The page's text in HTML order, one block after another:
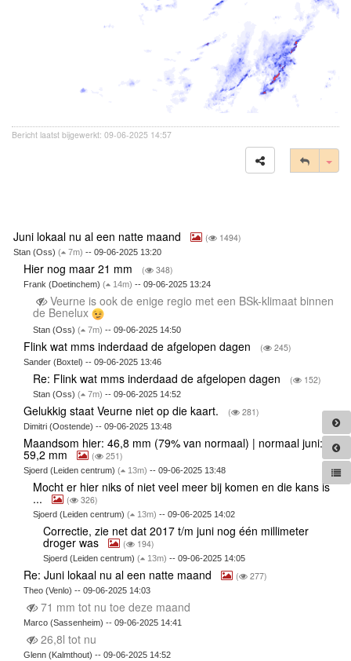
Bericht laatst bijgewerkt: 09-06-2025 14:57
Juni lokaal nu al een natte maand ( 1494)
Stan (Oss) ( 7m) -- 09-06-2025 13:20
Hier nog maar 21 mm ( 348)
Frank (Doetinchem) ( 14m) -- 09-06-2025 13:24
Veurne is ook de enige regio met een BSk-klimaat binnen
de Benelux
Stan (Oss)( 7m) -- 09-06-2025 14:50
Flink wat mms inderdaad de afgelopen dagen ( 245)
Sander (Boxtel) -- 09-06-2025 13:46
Re: Flink wat mms inderdaad de afgelopen dagen ( 152)
Stan (Oss)( 7m) -- 09-06-2025 14:52
Gelukkig staat Veurne niet op die kaart. ( 281)
Dimitri (Oostende) -- 09-06-2025 13:48
Maandsom hier: 46,8 mm (79% van normaal) | normaal juni:
59,2 mm ( 251)
Sjoerd (Leiden centrum) ( 13m) -- 09-06-2025 13:48
Mocht er hier niks of niet veel meer bij komen en die kans is
... ( 326)
Sjoerd (Leiden centrum)( 13m) -- 09-06-2025 14:02
Correctie, zie net dat 2017 t/m juni nog één millimeter
droger was ( 194)
Sjoerd (Leiden centrum) ( 13m) -- 09-06-2025 14:05
Re: Juni lokaal nu al een natte maand ( 277)
Theo (Venlo) -- 09-06-2025 14:03
71 mm tot nu toe deze maand
Marco (Sassenheim) -- 09-06-2025 14:41
26,8l tot nu
Glenn (Kalmthout) -- 09-06-2025 14:52